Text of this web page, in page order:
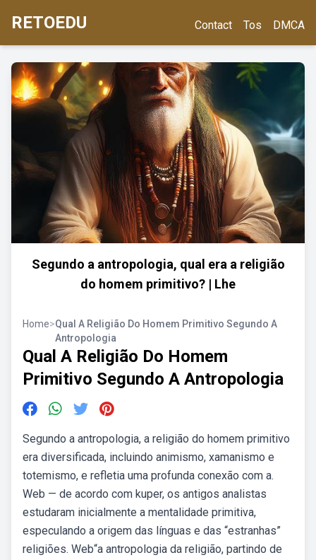
RETOEDU Contact Tos DMCA
Segundo a antropologia, qual era a religião
do homem primitivo? | Lhe
Home>Qual A Religião Do Homem Primitivo Segundo A
Antropologia
Qual A Religião Do Homem
Primitivo Segundo A Antropologia
Segundo a antropologia, a religião do homem primitivo
era diversificada, incluindo animismo, xamanismo e
totemismo, e refletia uma profunda conexão com a.
Web — de acordo com kuper, os antigos analistas
estudaram inicialmente a mentalidade primitiva,
especulando a origem das línguas e das “estranhas”
religiões. Web“a antropologia da religião, partindo de